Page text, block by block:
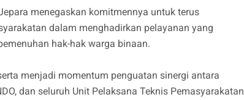
menegaskan komitmennya untuk terus
dalam menghadirkan pelayanan yang
hak-hak warga binaan.
menjadi momentum penguatan sinergi antara
dan seluruh Unit Pelaksana Teknis Pemasyarakatan